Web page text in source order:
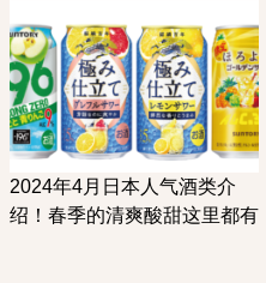
2024年4月日本人气酒类介
绍！春季的清爽酸甜这里都有